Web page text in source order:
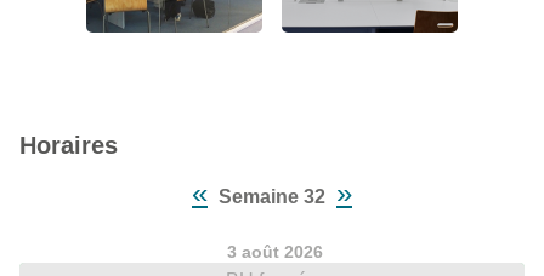
Horaires
« Semaine 32 »
3 août 2026